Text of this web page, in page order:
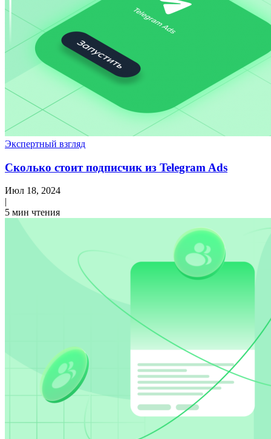
Экспертный взгляд
Сколько стоит подписчик из Telegram Ads
Июл 18, 2024
|
5 мин чтения